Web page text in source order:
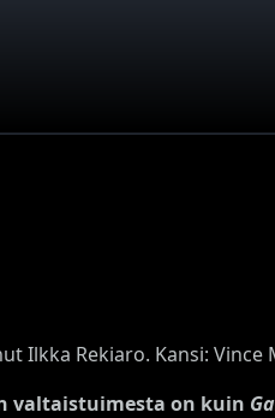
Ilkka Rekiaro. Kansi:
valtaistuimesta on kuin